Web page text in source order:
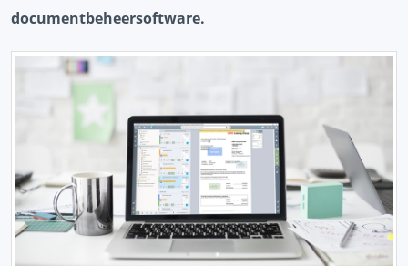
documentbeheersoftware.